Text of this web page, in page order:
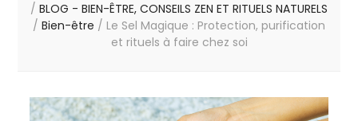
/ BLOG - BIEN-ÊTRE, CONSEILS ZEN ET RITUELS NATURELS
/ Bien-être / Le Sel Magique : Protection, purification
et rituels à faire chez soi